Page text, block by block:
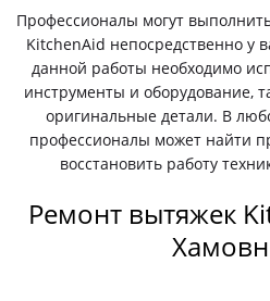
Профессионалы могут
KitchenAid непосредственно у
данной работы необходимо
инструменты и оборудование,
оригинальные детали. В
профессионалы может найти
восстановить работу
Ремонт вытяжек